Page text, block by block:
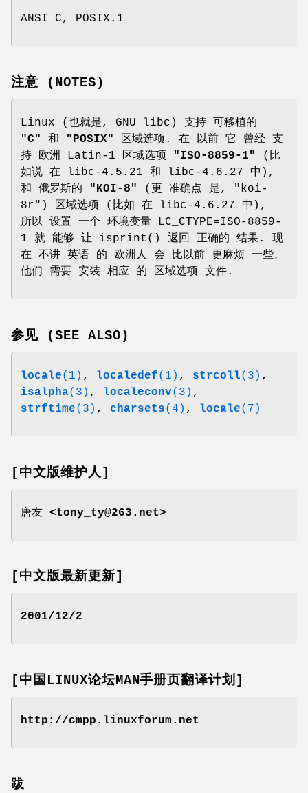
ANSI C, POSIX.1
注意 (NOTES)
Linux (也就是, GNU libc) 支持 可移植的
"C"
和 "POSIX"
区域选项. 在 以前 它 曾经 支
持 欧洲 Latin-1 区域选项
"ISO-8859-1"
(比
如说 在 libc-4.5.21 和 libc-4.6.27 中),
和 俄罗斯的
"KOI-8"
(更 准确点 是, "koi-
8r") 区域选项 (比如 在 libc-4.6.27 中),
所以 设置 一个 环境变量 LC_CTYPE=ISO-8859-
1 就 能够 让 isprint() 返回 正确的 结果. 现
在 不讲 英语 的 欧洲人 会 比以前 更麻烦 一些,
他们 需要 安装 相应 的 区域选项 文件.
参见 (SEE ALSO)
locale(1) , localedef(1) , strcoll(3) ,
isalpha(3) , localeconv(3) ,
strftime(3) , charsets(4) , locale(7)
[中文版维护人]
唐友 <tony_ty@263.net>
[中文版最新更新]
2001/12/2
[中国LINUX论坛MAN手册页翻译计划]
http://cmpp.linuxforum.net
跋